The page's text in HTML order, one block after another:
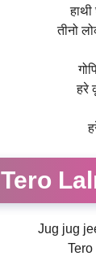
तीनो
हरे
Tero
Jug jug